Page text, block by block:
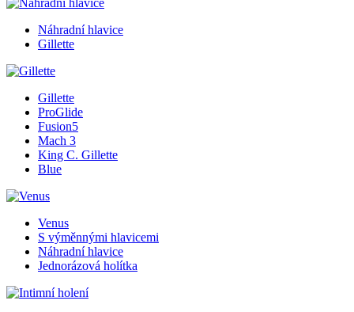
Náhradní hlavice
Gillette
Gillette
ProGlide
Fusion5
Mach 3
King C. Gillette
Blue
Venus
S výměnnými hlavicemi
Náhradní hlavice
Jednorázová holítka